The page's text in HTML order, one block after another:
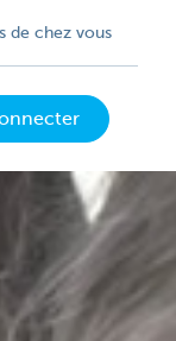
de chez vous